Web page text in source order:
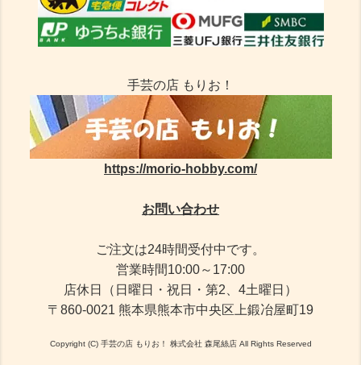
手芸の店 もりお！
https://morio-hobby.com/
お問い合わせ
ご注文は24時間受付中です。
営業時間10:00～17:00
店休日（日曜日・祝日・第2、4土曜日）
〒860-0021 熊本県熊本市中央区上鍛冶屋町19
Copyright (C) 手芸の店 もりお！ 株式会社 森尾絲店 All Rights Reserved